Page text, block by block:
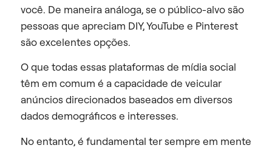
você. De maneira análoga, se o público-alvo são
pessoas que apreciam DIY, YouTube e Pinterest
são excelentes opções.
O que todas essas plataformas de mídia social
têm em comum é a capacidade de veicular
anúncios direcionados baseados em diversos
dados demográficos e interesses.
No entanto, é fundamental ter sempre em mente